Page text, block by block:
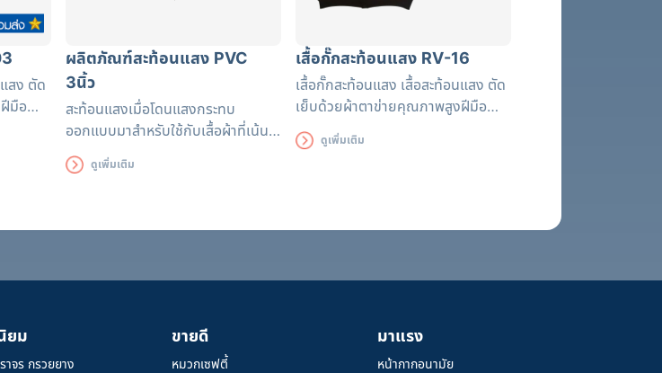
สง ตัด
มือ
ง
นาน
ผลิตภัณฑ์สะท้อนแสง PVC
3นิ้ว
สะท้อนแสงเมื่อโดนแสงกระทบ
ออกแบบมาสำหรับใช้กับเสื้อผ้าที่เน้น
เรื่องความปลอดภัย ช่วยเพิ่ม
ประสิทธิภาพในการมองเห็นแก่ผู้สวม
ดูเพิ่มเติม
เสื้อกั๊กสะท้อนแสง RV-16
เสื้อกั๊กสะท้อนแสง เสื้อสะท้อนแสง ตัด
เย็บด้วยผ้าตาข่ายคุณภาพสูงฝีมือ
ปราณีต แถบสะท้อนแสงได้รับรอง
มาตรฐาน EN471 ใช้งานได้ยาวนาน
ดูเพิ่มเติม
ยม
าจร กรวยยาง
ขายดี
หมวกเซฟตี้
มาแรง
หน้ากากอนามัย